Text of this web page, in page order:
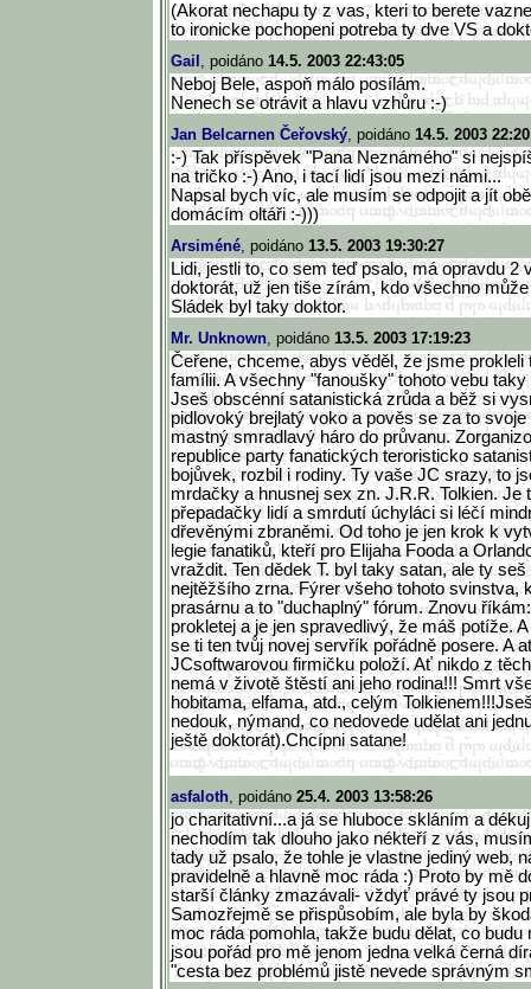
(Akorat nechapu ty z vas, kteri to berete
to ironicke pochopeni potreba ty dve VS a
Gail , poidáno 14.5. 2003 22:43:05
Neboj Bele, aspoň málo posílám.
Nenech se otrávit a hlavu vzhůru :-)
Jan Belcarnen Čeřovský, poidáno 14.5. 2003
:-) Tak příspěvek "Pana Neznámého" si
na tričko :-) Ano, i tací lidí jsou mezi námi...
Napsal bych víc, ale musím se odpojit a jít
domácím oltáři :-)))
Arsiméné, poidáno 13.5. 2003 19:30:27
Lidi, jestli to, co sem teď psalo, má opravdu 2
doktorát, už jen tiše zírám, kdo všechno
Sládek byl taky doktor.
Mr. Unknown, poidáno 13.5. 2003 17:19:23
Čeřene, chceme, abys věděl, že jsme prokleli
famílii. A všechny "fanoušky" tohoto vebu
Jseš obscénní satanistická zrůda a běž si
pidlovoký brejlatý voko a pověs se za to
mastný smradlavý háro do průvanu.
republice party fanatických teroristicko
bojůvek, rozbil i rodiny. Ty vaše JC srazy, to
mrdačky a hnusnej sex zn. J.R.R. Tolkien. Je
přepadačky lidí a smrdutí úchyláci si léčí
dřevěnými zbraněmi. Od toho je jen krok k
legie fanatiků, kteří pro Elijaha Fooda a
vraždit. Ten dědek T. byl taky satan, ale ty
nejtěžšího zrna. Fýrer všeho tohoto svinstva,
prasárnu a to "duchaplný" fórum. Znovu
prokletej a je jen spravedlivý, že máš potíže.
se ti ten tvůj novej servřík pořádně posere. A
JCsoftwarovou firmičku položí. Ať nikdo z
nemá v životě štěstí ani jeho rodina!!! Smrt
hobitama, elfama, atd., celým
nedouk, nýmand, co nedovede udělat ani
ještě doktorát).Chcípni satane!
asfaloth, poidáno 25.4. 2003 13:58:26
jo charitativní...a já se hluboce skláním a
nechodím tak dlouho jako nékteří z vás,
tady už psalo, že tohle je vlastne jediný web,
pravidelně a hlavně moc ráda :) Proto by mě
starší články zmazávali- vždyť právé ty jsou
Samozřejmě se přispůsobím, ale byla by
moc ráda pomohla, takže budu dělat, co
jsou pořád pro mě jenom jedna velká černá
"cesta bez problémů jistě nevede správným